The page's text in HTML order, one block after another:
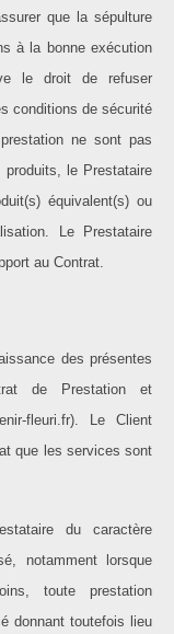
que la sépulture
à la bonne exécution
le droit de refuser
conditions de sécurité
ne sont pas
produits, le Prestataire
équivalent(s) ou
Le Prestataire
au Contrat.
des présentes
de Prestation et
fleuri.fr). Le Client
que les services sont
du caractère
notamment lorsque
toute prestation
donnant toutefois lieu